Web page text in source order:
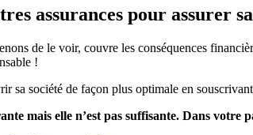
assurances pour assurer
de le voir, couvre les conséquences
!
sa société de façon plus optimale en
mais elle n’est pas suffisante. Dans votre